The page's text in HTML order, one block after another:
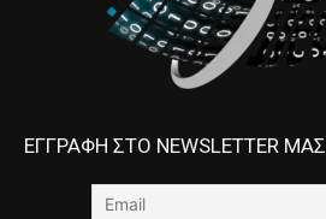
ΕΓΓΡΑΦΗ ΣΤΟ NEWSLETTER ΜΑΣ